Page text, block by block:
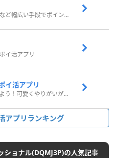
歩いたりアンケート回答など幅広い手段でポイントをゲット
イ活アプリ
イ活アプリ
ペットを育ってポイ活しよう！可愛くやりがいがある新感覚アプリ
アプリランキング
ショナル(DQMJ3P)の人気記事